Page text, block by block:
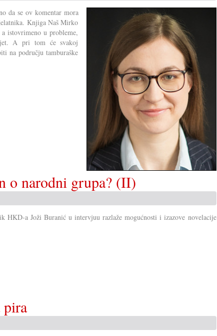
da se ov komentar mora
Knjiga Naš Mirko
istovrimeno u probleme,
ljet. A pri tom će svakoj
na području tamburaške
o narodni grupa? (II)
HKD-a Joži Buranić u intervjuu razlaže mogućnosti i izazove novelacije
pira